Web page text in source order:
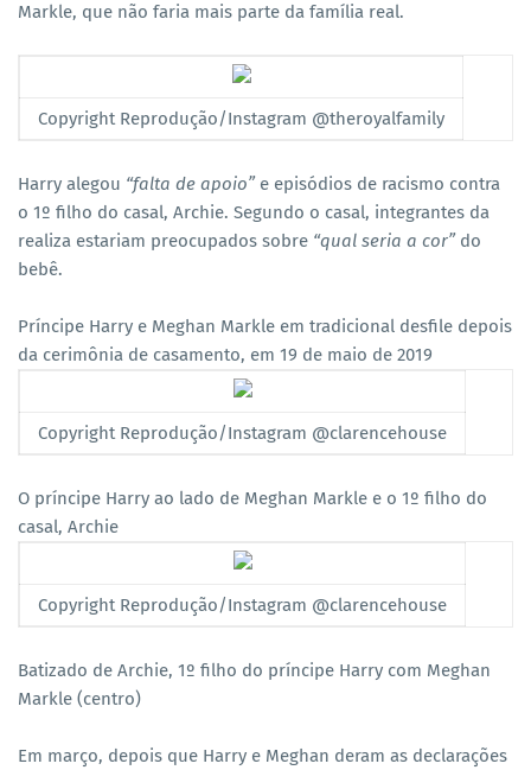
Markle, que não faria mais parte da família real.
Copyright Reprodução/Instagram @theroyalfamily
Harry alegou “falta de apoio”e episódios de racismo contra
o 1º filho do casal, Archie. Segundo o casal, integrantes da
realiza estariam preocupados sobre “qual seria a cor” do
bebê.
Príncipe Harry e Meghan Markle em tradicional desfile depois
da cerimônia de casamento, em 19 de maio de 2019
Copyright Reprodução/Instagram @clarencehouse
O príncipe Harry ao lado de Meghan Markle e o 1º filho do
casal, Archie
Copyright Reprodução/Instagram @clarencehouse
Batizado de Archie, 1º filho do príncipe Harry com Meghan
Markle (centro)
Em março, depois que Harry e Meghan deram as declarações